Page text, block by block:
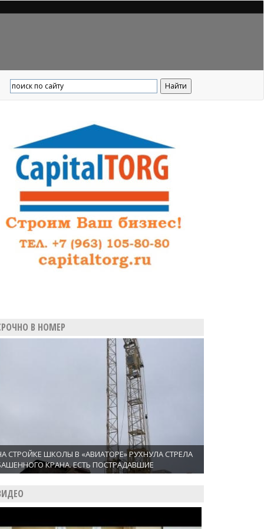
В НОМЕР
СТРОЙКЕ ШКОЛЫ В «АВИАТОРЕ» РУХНУЛА СТРЕЛА
КРАНА. ЕСТЬ ПОСТРАДАВШИЕ